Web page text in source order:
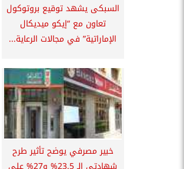
السبكى يشهد توقيع بروتوكول
تعاون مع “إيكو ميديكال
الإماراتية” في مجالات الرعاية...
خبير مصرفي يوضح تأثير طرح